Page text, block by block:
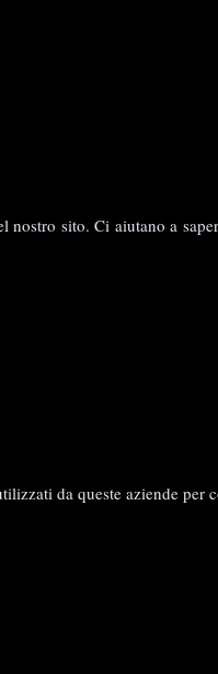
sito. Ci aiutano a
da queste aziende